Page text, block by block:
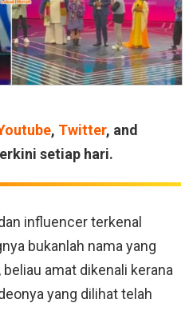
, Twitter, and
setiap hari.
influencer terkenal
bukanlah nama yang
amat dikenali kerana
yang dilihat telah